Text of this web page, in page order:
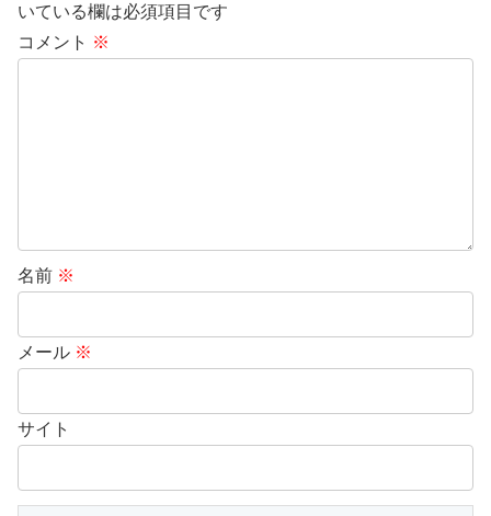
いている欄は必須項目です
コメント ※
名前 ※
メール ※
サイト